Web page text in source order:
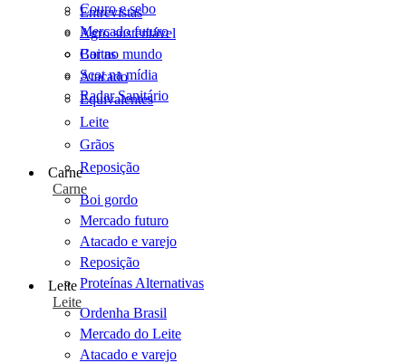
Entrevistas
Agro sustentável
Cartas
Scot na mídia
Radar Sanitário
Couro e sebo
Mercado futuro
Boi no mundo
Atacado
Equivalentes
Leite
Grãos
Reposição
Carne
Carne
Boi gordo
Mercado futuro
Atacado e varejo
Reposição
Proteínas Alternativas
Leite
Leite
Ordenha Brasil
Mercado do Leite
Atacado e varejo